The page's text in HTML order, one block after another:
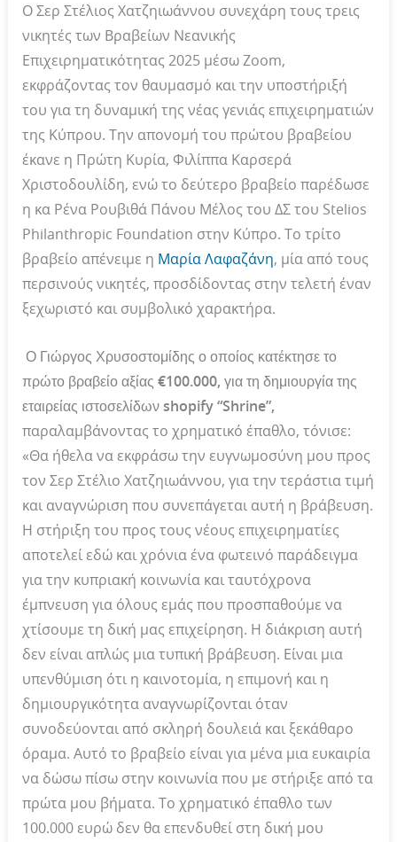
Ο Σερ Στέλιος Χατζηιωάννου συνεχάρη τους τρεις
νικητές των Βραβείων Νεανικής
Επιχειρηματικότητας 2025 μέσω Zoom,
εκφράζοντας τον θαυμασμό και την υποστήριξή
του για τη δυναμική της νέας γενιάς επιχειρηματιών
της Κύπρου. Την απονομή του πρώτου βραβείου
έκανε η Πρώτη Κυρία, Φιλίππα Καρσερά
Χριστοδουλίδη, ενώ το δεύτερο βραβείο παρέδωσε
η κα Ρένα Ρουβιθά Πάνου Μέλος του ΔΣ του Stelios
Philanthropic Foundation στην Κύπρο. Το τρίτο
βραβείο απένειμε η Μαρία Λαφαζάνη, μία από τους
περσινούς νικητές, προσδίδοντας στην τελετή έναν
ξεχωριστό και συμβολικό χαρακτήρα.
Ο Γιώργος Χρυσοστομίδης ο οποίος κατέκτησε το
πρώτο βραβείο αξίας €100.000, για τη δημιουργία της
εταιρείας ιστοσελίδων shopify “Shrine”,
παραλαμβάνοντας το χρηματικό έπαθλο, τόνισε:
«Θα ήθελα να εκφράσω την ευγνωμοσύνη μου προς
τον Σερ Στέλιο Χατζηιωάννου, για την τεράστια τιμή
και αναγνώριση που συνεπάγεται αυτή η βράβευση.
Η στήριξη του προς τους νέους επιχειρηματίες
αποτελεί εδώ και χρόνια ένα φωτεινό παράδειγμα
για την κυπριακή κοινωνία και ταυτόχρονα
έμπνευση για όλους εμάς που προσπαθούμε να
χτίσουμε τη δική μας επιχείρηση. Η διάκριση αυτή
δεν είναι απλώς μια τυπική βράβευση. Είναι μια
υπενθύμιση ότι η καινοτομία, η επιμονή και η
δημιουργικότητα αναγνωρίζονται όταν
συνοδεύονται από σκληρή δουλειά και ξεκάθαρο
όραμα. Αυτό το βραβείο είναι για μένα μια ευκαιρία
να δώσω πίσω στην κοινωνία που με στήριξε από τα
πρώτα μου βήματα. Το χρηματικό έπαθλο των
100.000 ευρώ δεν θα επενδυθεί στη δική μου